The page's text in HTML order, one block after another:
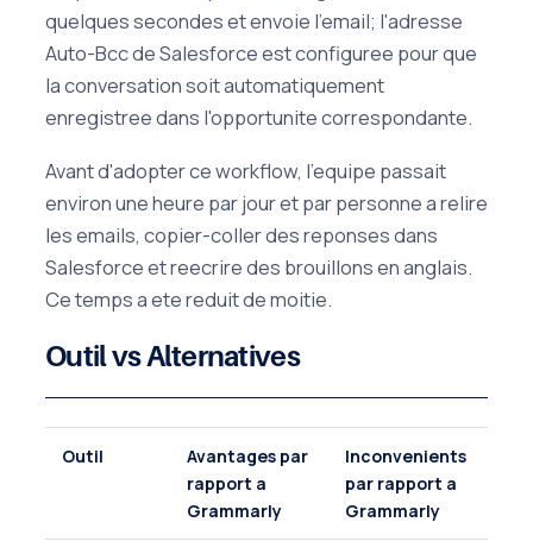
quelques secondes et envoie l'email; l'adresse
Auto-Bcc de Salesforce est configuree pour que
la conversation soit automatiquement
enregistree dans l'opportunite correspondante.
Avant d'adopter ce workflow, l'equipe passait
environ une heure par jour et par personne a relire
les emails, copier-coller des reponses dans
Salesforce et reecrire des brouillons en anglais.
Ce temps a ete reduit de moitie.
Outil vs Alternatives
Outil
Avantages par
rapport a
Grammarly
Inconvenients
par rapport a
Grammarly